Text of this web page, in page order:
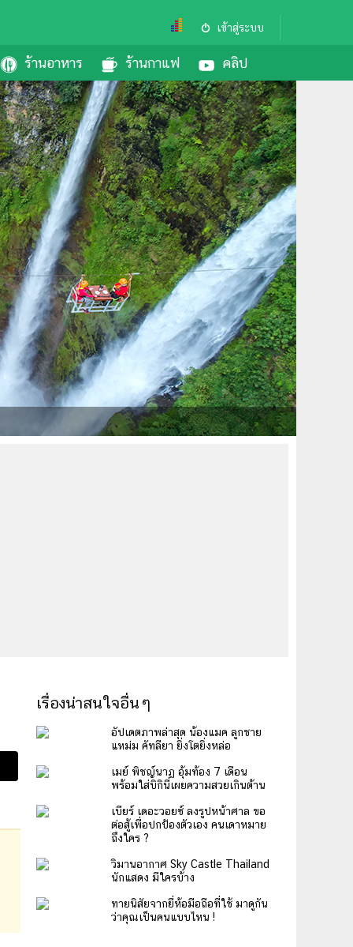
เข้าสู่ระบบ
ร้านอาหาร ร้านกาแฟ คลิป
เรื่องน่าสนใจอื่นๆ
อัปเดตภาพล่าสุด น้องแมค ลูกชาย
แหม่ม คัทลียา ยิ่งโตยิ่งหล่อ
เมย์ พิชญ์นาฏ อุ้มท้อง 7 เดือน
พร้อมใส่บิกินี่เผยความสวยเกินต้าน
เบียร์ เดอะวอยซ์ ลงรูปหน้าศาล ขอ
ต่อสู้เพื่อปกป้องตัวเอง คนเดาหมาย
ถึงใคร ?
วิมานอากาศ Sky Castle Thailand
นักแสดง มีใครบ้าง
ทายนิสัยจากยี่ห้อมือถือที่ใช้ มาดูกัน
ว่าคุณเป็นคนแบบไหน !